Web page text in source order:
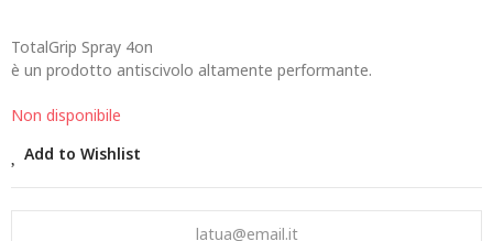
TotalGrip Spray 4on
è un prodotto antiscivolo altamente performante.
Non disponibile
Add to Wishlist